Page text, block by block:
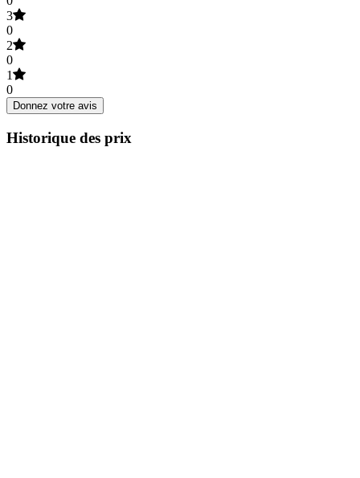
3
0
2
0
1
0
Donnez votre avis
Historique des prix